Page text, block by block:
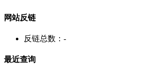
网站反链
反链总数： -
最近查询